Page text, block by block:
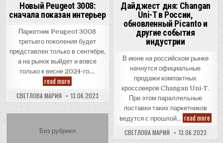
Новый Peugeot 3008:
сначала показан интерьер
Паркетник Peugeot 3008
третьего поколения будет
представлен только в сентябре,
а на рынок выйдет и вовсе
только к весне 2024-го….
read more
Peugeot
3008:
сначала
показан
интерьер
СВЕТЛОВА МАРИЯ 13.06.2023
Дайджест дня: Changan
Uni-T в России,
обновленный Picanto и
другие события
индустрии
В июне на российском рынке
начнутся официальные
продажи компактных
кроссоверов Changan Uni-T.
При этом параллельные
поставки таких паркетников
ведутся с прошлой… read more
дня:
Uni-
СВЕТЛОВА МАРИЯ 13.06.2023
Posted
Без рубрики